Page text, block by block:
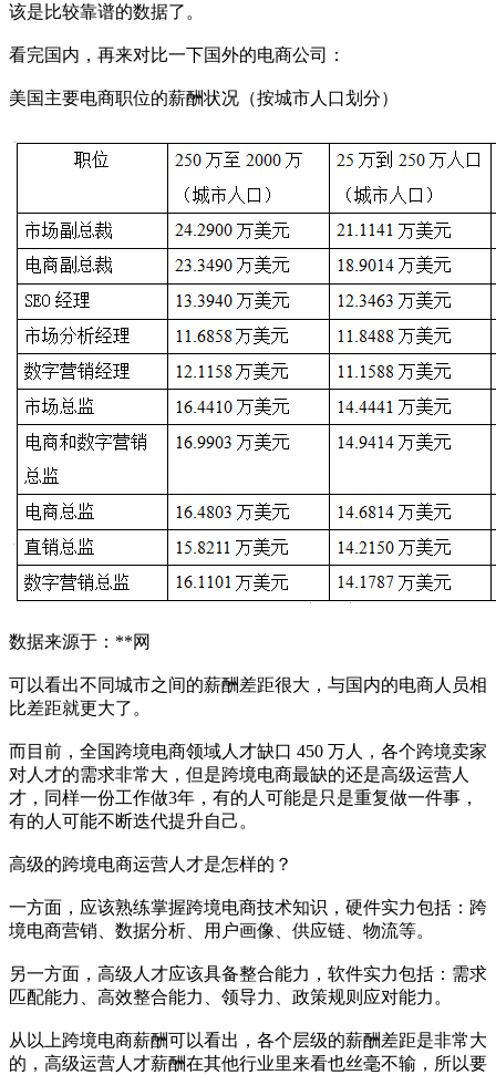
该是比较靠谱的数据了。
看完国内，再来对比一下国外的电商公司：
美国主要电商职位的薪酬状况（按城市人口划分）
数据来源于：**网
可以看出不同城市之间的薪酬差距很大，与国内的电商人员相
比差距就更大了。
而目前，全国跨境电商领域人才缺口 450 万人，各个跨境卖家
对人才的需求非常大，但是跨境电商最缺的还是高级运营人
才，同样一份工作做3年，有的人可能是只是重复做一件事，
有的人可能不断迭代提升自己。
高级的跨境电商运营人才是怎样的？
一方面，应该熟练掌握跨境电商技术知识，硬件实力包括：跨
境电商营销、数据分析、用户画像、供应链、物流等。
另一方面，高级人才应该具备整合能力，软件实力包括：需求
匹配能力、高效整合能力、领导力、政策规则应对能力。
从以上跨境电商薪酬可以看出，各个层级的薪酬差距是非常大
的，高级运营人才薪酬在其他行业里来看也丝毫不输，所以要